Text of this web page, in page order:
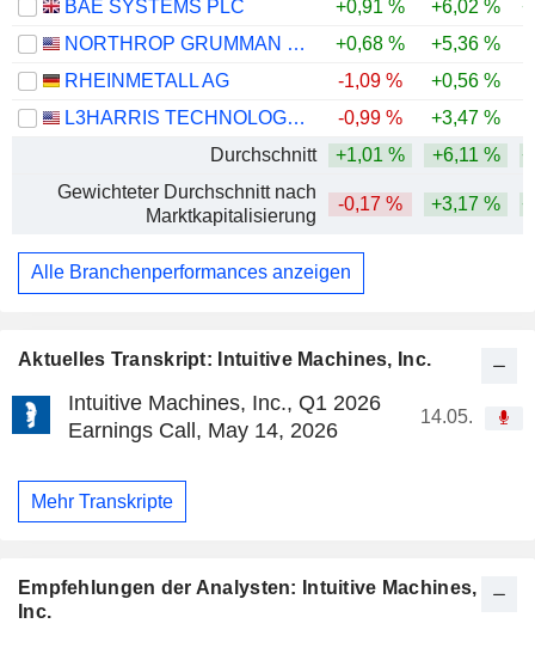
Aktuelles Transkript: Intuitive Machines, Inc.
Intuitive Machines, Inc., Q1 2026
Earnings Call, May 14, 2026
14.05.
Mehr Transkripte
Empfehlungen der Analysten: Intuitive Machines,
Inc.
BAE SYSTEMS PLC +0,91 % +6,02 %
NORTHROP GRUMMAN CORPORATION
+0,68 % +5,36 %
RHEINMETALL AG
-1,09 % +0,56 %
L3HARRIS TECHNOLOGIES, INC.
-0,99 % +3,47 %
Durchschnitt
+1,01 % +6,11 %
Gewichteter Durchschnitt nach
Marktkapitalisierung
-0,17 % +3,17 %
Alle Branchenperformances anzeigen